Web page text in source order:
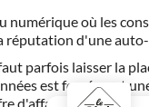
numérique où les
réputation d'une
parfois laisser la
est forcément
d'affaires est corrélé